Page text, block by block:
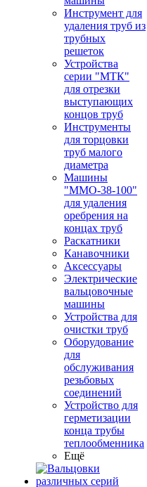
Инструмент для
удаления труб из
трубных
решеток
Устройства
серии "МТК"
для отрезки
выступающих
концов труб
Инструменты
для торцовки
труб малого
диаметра
Машины
"ММО-38-100"
для удаления
оребрения на
концах труб
Раскатники
Канавочники
Аксессуары
Электрические
вальцовочные
машины
Устройства для
очистки труб
Оборудование
для
обслуживания
резьбовых
соединений
Устройство для
герметизации
конца трубы
теплообменника
Ещё